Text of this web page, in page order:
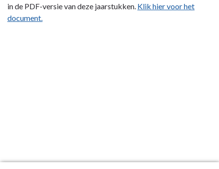
naar
navigatie
in de PDF-versie van deze jaarstukken. Klik hier voor het
document.